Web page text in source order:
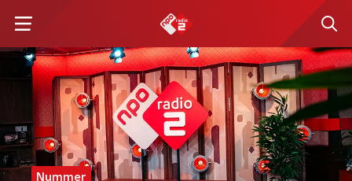
Nummer